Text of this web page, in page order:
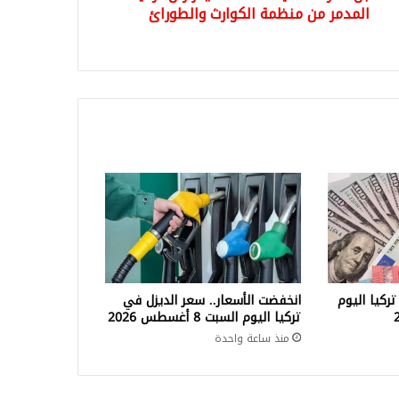
المدمر من منظمة الكوارث والطورائ
اليوم انخفضت الأسعار.. سعر الديزل في
تركيا اليوم السبت 8 أغسطس 2026
منذ ساعة واحدة